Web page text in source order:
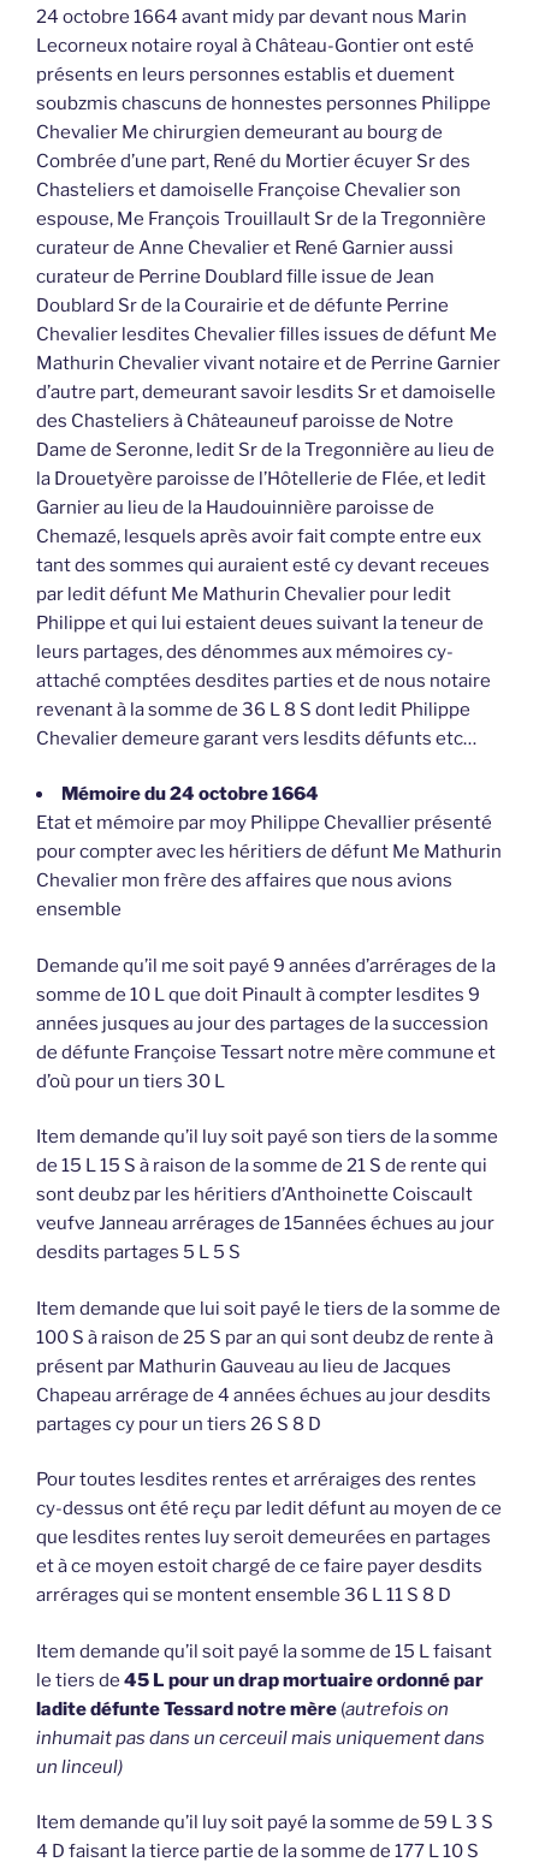
24 octobre 1664 avant midy par devant nous Marin
Lecorneux notaire royal à Château-Gontier ont esté
présents en leurs personnes establis et duement
soubzmis chascuns de honnestes personnes Philippe
Chevalier Me chirurgien demeurant au bourg de
Combrée d’une part, René du Mortier écuyer Sr des
Chasteliers et damoiselle Françoise Chevalier son
espouse, Me François Trouillault Sr de la Tregonnière
curateur de Anne Chevalier et René Garnier aussi
curateur de Perrine Doublard fille issue de Jean
Doublard Sr de la Courairie et de défunte Perrine
Chevalier lesdites Chevalier filles issues de défunt Me
Mathurin Chevalier vivant notaire et de Perrine Garnier
d’autre part, demeurant savoir lesdits Sr et damoiselle
des Chasteliers à Châteauneuf paroisse de Notre
Dame de Seronne, ledit Sr de la Tregonnière au lieu de
la Drouetyère paroisse de l’Hôtellerie de Flée, et ledit
Garnier au lieu de la Haudouinnière paroisse de
Chemazé, lesquels après avoir fait compte entre eux
tant des sommes qui auraient esté cy devant receues
par ledit défunt Me Mathurin Chevalier pour ledit
Philippe et qui lui estaient deues suivant la teneur de
leurs partages, des dénommes aux mémoires cy-
attaché comptées desdites parties et de nous notaire
revenant à la somme de 36 L 8 S dont ledit Philippe
Chevalier demeure garant vers lesdits défunts etc…
Mémoire du 24 octobre 1664
Etat et mémoire par moy Philippe Chevallier présenté
pour compter avec les héritiers de défunt Me Mathurin
Chevalier mon frère des affaires que nous avions
ensemble
Demande qu’il me soit payé 9 années d’arrérages de la
somme de 10 L que doit Pinault à compter lesdites 9
années jusques au jour des partages de la succession
de défunte Françoise Tessart notre mère commune et
d’où pour un tiers 30 L
Item demande qu’il luy soit payé son tiers de la somme
de 15 L 15 S à raison de la somme de 21 S de rente qui
sont deubz par les héritiers d’Anthoinette Coiscault
veufve Janneau arrérages de 15années échues au jour
desdits partages 5 L 5 S
Item demande que lui soit payé le tiers de la somme de
100 S à raison de 25 S par an qui sont deubz de rente à
présent par Mathurin Gauveau au lieu de Jacques
Chapeau arrérage de 4 années échues au jour desdits
partages cy pour un tiers 26 S 8 D
Pour toutes lesdites rentes et arréraiges des rentes
cy-dessus ont été reçu par ledit défunt au moyen de ce
que lesdites rentes luy seroit demeurées en partages
et à ce moyen estoit chargé de ce faire payer desdits
arrérages qui se montent ensemble 36 L 11 S 8 D
Item demande qu’il soit payé la somme de 15 L faisant
le tiers de 45 L pour un drap mortuaire ordonné par
ladite défunte Tessard notre mère (autrefois on
inhumait pas dans un cerceuil mais uniquement dans
un linceul)
Item demande qu’il luy soit payé la somme de 59 L 3 S
4 D faisant la tierce partie de la somme de 177 L 10 S